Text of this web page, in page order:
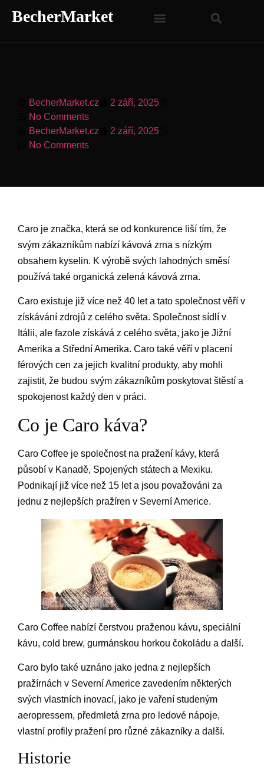
BecherMarket
BecherMarket.cz 2 září, 2025
No Comments
BecherMarket.cz
2 září, 2025
No Comments
Caro je značka, která se od konkurence liší tím, že
svým zákazníkům nabízí kávová zrna s nízkým
obsahem kyselin. K výrobě svých lahodných směsí
používá také organická zelená kávová zrna.
Caro existuje již více než 40 let a tato společnost věří v
získávání zdrojů z celého světa. Společnost sídlí v
Itálii, ale fazole získává z celého světa, jako je Jižní
Amerika a Střední Amerika. Caro také věří v placení
férových cen za jejich kvalitní produkty, aby mohli
zajistit, že budou svým zákazníkům poskytovat štěstí a
spokojenost každý den v práci.
Co je Caro káva?
Caro Coffee je společnost na pražení kávy, která
působí v Kanadě, Spojených státech a Mexiku.
Podnikají již více než 15 let a jsou považováni za
jednu z nejlepších pražíren v Severní Americe.
Caro Coffee nabízí čerstvou praženou kávu, speciální
kávu, cold brew, gurmánskou horkou čokoládu a další.
Caro bylo také uznáno jako jedna z nejlepších
pražírnách v Severní Americe zavedením některých
svých vlastních inovací, jako je vaření studeným
aeropressem, předmletá zrna pro ledové nápoje,
vlastní profily pražení pro různé zákazníky a další.
Historie